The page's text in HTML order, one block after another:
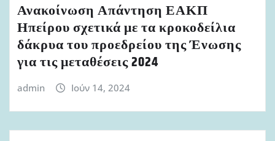
Ανακοίνωση Απάντηση ΕΑΚΠ
Ηπείρου σχετικά με τα κροκοδείλια
δάκρυα του προεδρείου της Ένωσης
για τις μεταθέσεις 2024
admin Ιούν 14, 2024